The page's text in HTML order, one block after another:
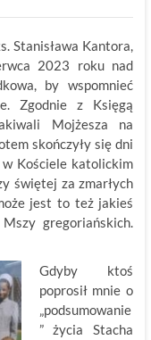
Stanisława Kantora,
2023 roku nad
by wspomnieć
Zgodnie z Księgą
Mojżesza na
skończyły się dni
w Kościele katolickim
świętej za zmarłych
jest to też jakieś
gregoriańskich.
Gdyby ktoś
poprosił mnie o
„podsumowanie
” życia Stacha